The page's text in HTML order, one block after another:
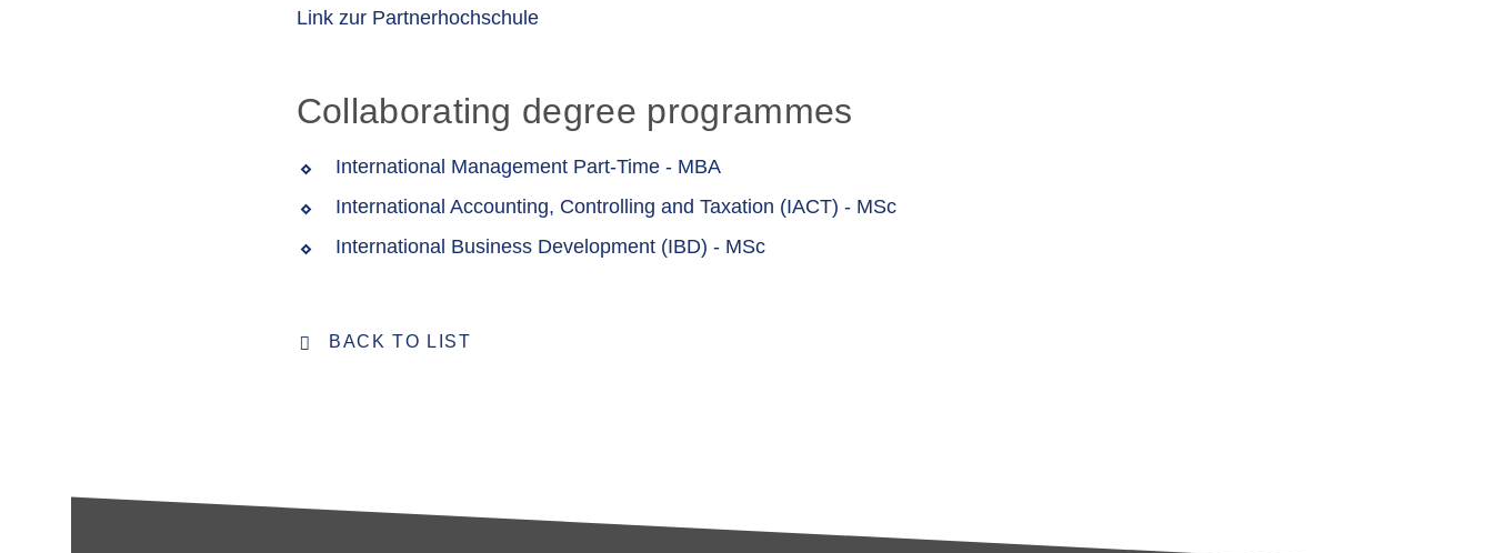
Link zur Partnerhochschule
Collaborating degree programmes
International Management Part-Time - MBA
International Accounting, Controlling and Taxation (IACT) - MSc
International Business Development (IBD) - MSc
BACK TO LIST